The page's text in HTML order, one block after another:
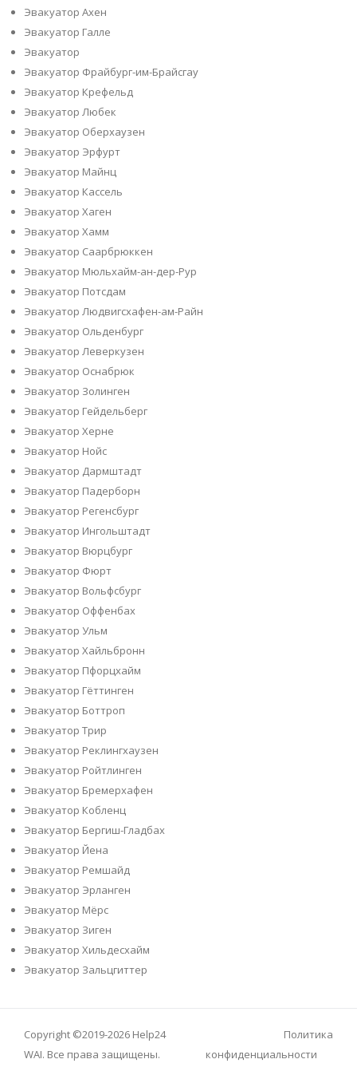
Эвакуатор Ахен
Эвакуатор Галле
Эвакуатор
Эвакуатор Фрайбург-им-Брайсгау
Эвакуатор Крефельд
Эвакуатор Любек
Эвакуатор Оберхаузен
Эвакуатор Эрфурт
Эвакуатор Майнц
Эвакуатор Кассель
Эвакуатор Хаген
Эвакуатор Хамм
Эвакуатор Саарбрюккен
Эвакуатор Мюльхайм-ан-дер-Рур
Эвакуатор Потсдам
Эвакуатор Людвигсхафен-ам-Райн
Эвакуатор Ольденбург
Эвакуатор Леверкузен
Эвакуатор Оснабрюк
Эвакуатор Золинген
Эвакуатор Гейдельберг
Эвакуатор Херне
Эвакуатор Нойс
Эвакуатор Дармштадт
Эвакуатор Падерборн
Эвакуатор Регенсбург
Эвакуатор Ингольштадт
Эвакуатор Вюрцбург
Эвакуатор Фюрт
Эвакуатор Вольфсбург
Эвакуатор Оффенбах
Эвакуатор Ульм
Эвакуатор Хайльбронн
Эвакуатор Пфорцхайм
Эвакуатор Гёттинген
Эвакуатор Боттроп
Эвакуатор Трир
Эвакуатор Реклингхаузен
Эвакуатор Ройтлинген
Эвакуатор Бремерхафен
Эвакуатор Кобленц
Эвакуатор Бергиш-Гладбах
Эвакуатор Йена
Эвакуатор Ремшайд
Эвакуатор Эрланген
Эвакуатор Мёрс
Эвакуатор Зиген
Эвакуатор Хильдесхайм
Эвакуатор Зальцгиттер
Copyright ©2019-2026 Help24
WAI. Все права защищены.
Политика
конфиденциальности